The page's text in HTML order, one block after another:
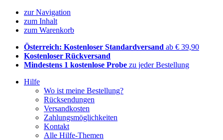
zur Navigation
zum Inhalt
zum Warenkorb
Österreich: Kostenloser Standardversand ab € 39,90
Kostenloser Rückversand
Mindestens 1 kostenlose Probe zu jeder Bestellung
Hilfe
Wo ist meine Bestellung?
Rücksendungen
Versandkosten
Zahlungsmöglichkeiten
Kontakt
Alle Hilfe-Themen